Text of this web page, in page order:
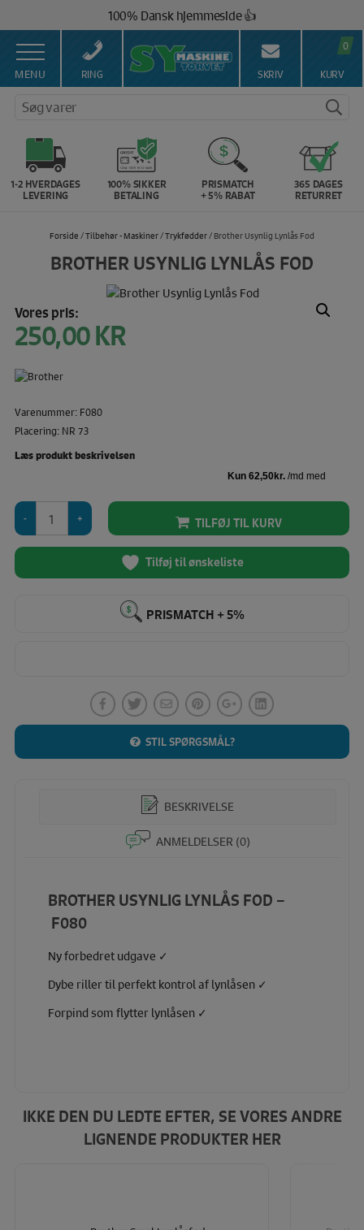
indholdet
100% Dansk hjemmeside 👍
Brug for hjælp? Ring på 43 44 45 15 ☎️
Vi matcher alle danske priser 💰
MENU RING SKRIV
0
KURV
Søg varer
1-2 HVERDAGES
LEVERING
100% SIKKER
BETALING
PRISMATCH
+ 5% RABAT
365 DAGES
RETURRET
Forside /Tilbehør - Maskiner/Trykfødder/ Brother Usynlig Lynlås Fod
BROTHER USYNLIG LYNLÅS FOD
Vores pris:
250,00KR
Varenummer: F080
Placering: NR 73
Læs produkt beskrivelsen
Usynlig
Lynlås
antal
TILFØJ TIL KURV
Tilføj til ønskeliste
PRISMATCH + 5%
STIL SPØRGSMÅL?
BESKRIVELSE
ANMELDELSER (0)
BROTHER USYNLIG LYNLÅS FOD –
F080
Ny forbedret udgave ✓
Dybe riller til perfekt kontrol af lynlåsen ✓
Forpind som flytter lynlåsen ✓
IKKE DEN DU LEDTE EFTER, SE VORES ANDRE
LIGNENDE PRODUKTER HER